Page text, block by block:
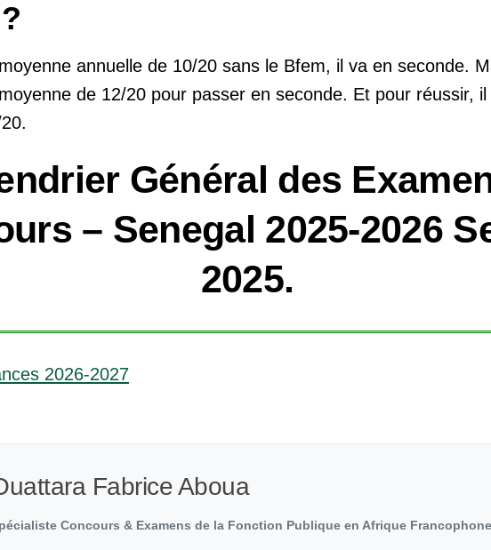
annuelle de 10/20 sans le Bfem, il va en seconde.
de 12/20 pour passer en seconde. Et pour réussir,
Général des
– Senegal 2025-2026
2025.
2026-2027
Fabrice Aboua
Concours & Examens de la Fonction Publique en Afrique Francophone